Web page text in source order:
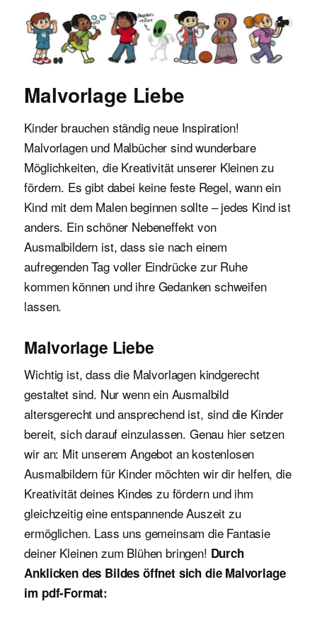
Malvorlagen für Kinder
Malvorlage Liebe
Kinder brauchen ständig neue Inspiration!
Malvorlagen und Malbücher sind wunderbare
Möglichkeiten, die Kreativität unserer Kleinen zu
fördern. Es gibt dabei keine feste Regel, wann ein
Kind mit dem Malen beginnen sollte – jedes Kind ist
anders. Ein schöner Nebeneffekt von
Ausmalbildern ist, dass sie nach einem
aufregenden Tag voller Eindrücke zur Ruhe
kommen können und ihre Gedanken schweifen
lassen.
Malvorlage Liebe
Wichtig ist, dass die Malvorlagen kindgerecht
gestaltet sind. Nur wenn ein Ausmalbild
altersgerecht und ansprechend ist, sind die Kinder
bereit, sich darauf einzulassen. Genau hier setzen
wir an: Mit unserem Angebot an kostenlosen
Ausmalbildern für Kinder möchten wir dir helfen, die
Kreativität deines Kindes zu fördern und ihm
gleichzeitig eine entspannende Auszeit zu
ermöglichen. Lass uns gemeinsam die Fantasie
deiner Kleinen zum Blühen bringen! Durch
Anklicken des Bildes öffnet sich die Malvorlage
im pdf-Format: